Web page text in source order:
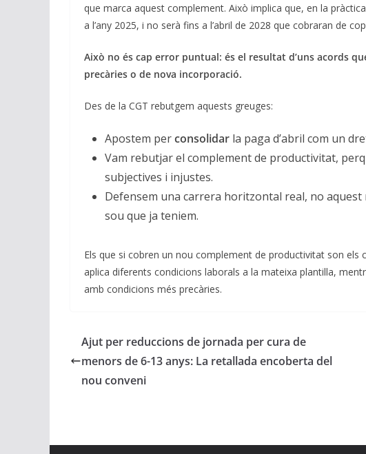
que marca aquest complement. Això implica que, en la
a l’any 2025, i no serà fins a l’abril de 2028 que cobraran de
Això no és cap error puntual: és el resultat d’uns acords
precàries o de nova incorporació.
Des de la CGT rebutgem aquests greuges:
Apostem perconsolidar la paga d’abril com un
Vam rebutjar el complement de productivitat,
subjectives i injustes.
Defensem una carrera horitzontal real, no
sou que ja teniem.
Els que si cobren un nou complement de productivitat son
aplica diferents condicions laborals a la mateixa plantilla,
amb condicions més precàries.
Ajut per reduccions de jornada per cura de
menors de 6-13 anys: La retallada encoberta del
nou conveni